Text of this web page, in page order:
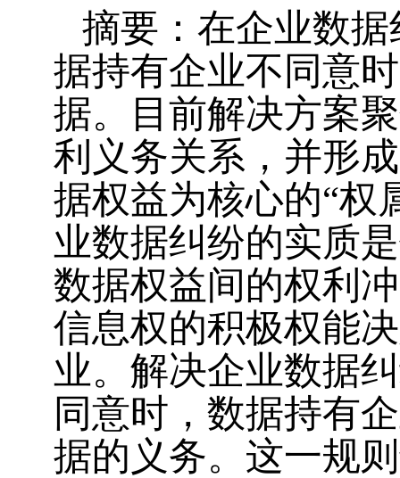
摘要：在企业数
据持有企业不同意
据。目前解决方案
利义务关系，并形
据权益为核心的“权
业数据纠纷的实质
数据权益间的权利
信息权的积极权能
业。解决企业数据
同意时，数据持有
据的义务。这一规